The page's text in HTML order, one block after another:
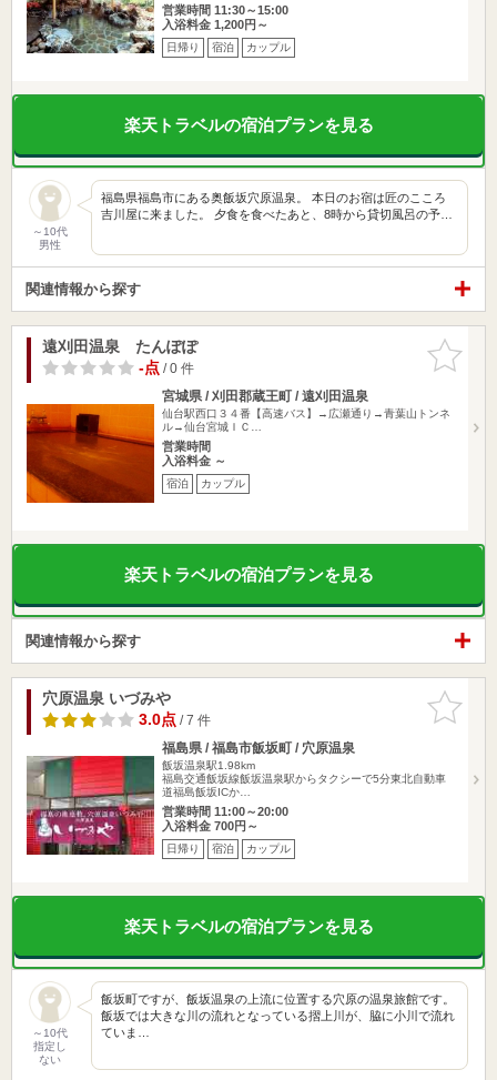
営業時間 11:30～15:00
入浴料金 1,200円～
日帰り 宿泊 カップル
楽天トラベルの宿泊プランを見る
～10代
男性
福島県福島市にある奥飯坂穴原温泉。 本日のお宿は匠のこころ
吉川屋に来ました。 夕食を食べたあと、8時から貸切風呂の予…
関連情報から探す
お気に入
りに追加
遠刈田温泉 たんぽぽ
-点/ 0 件
宮城県 / 刈田郡蔵王町 / 遠刈田温泉
仙台駅西口３４番【高速バス】→広瀬通り→青葉山トンネ
ル→仙台宮城ＩＣ…
営業時間
入浴料金 ～
宿泊 カップル
楽天トラベルの宿泊プランを見る
関連情報から探す
お気に入
りに追加
穴原温泉 いづみや
3.0点/ 7 件
福島県 / 福島市飯坂町 / 穴原温泉
飯坂温泉駅1.98km
福島交通飯坂線飯坂温泉駅からタクシーで5分東北自動車
道福島飯坂ICか…
営業時間 11:00～20:00
入浴料金 700円～
日帰り 宿泊 カップル
楽天トラベルの宿泊プランを見る
～10代
指定し
ない
飯坂町ですが、飯坂温泉の上流に位置する穴原の温泉旅館です。
飯坂では大きな川の流れとなっている摺上川が、脇に小川で流れ
ていま…